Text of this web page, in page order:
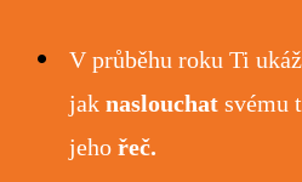
V průběhu roku Ti
jaknaslouchat svému
jeho řeč.